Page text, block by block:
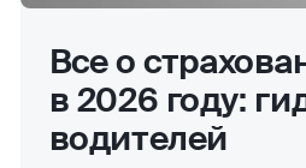
Все о
в 2026 году:
водителей